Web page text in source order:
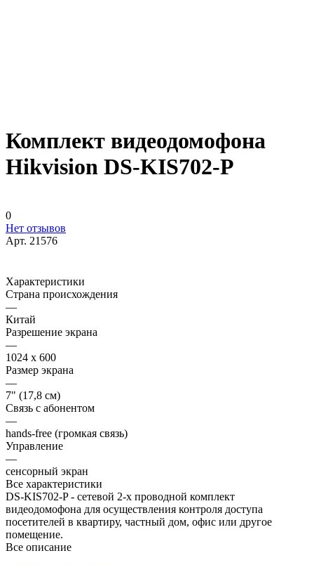
Комплект видеодомофона
Hikvision DS-KIS702-P
0
Нет отзывов
Арт. 21576
Характеристики
Страна происхождения
—
Китай
Разрешение экрана
—
1024 x 600
Размер экрана
—
7" (17,8 см)
Связь с абонентом
—
hands-free (громкая связь)
Управление
—
сенсорный экран
Все характеристики
DS-KIS702-P - сетевой 2-х проводной комплект
видеодомофона для осуществления контроля доступа
посетителей в квартиру, частный дом, офис или другое
помещение.
Все описание